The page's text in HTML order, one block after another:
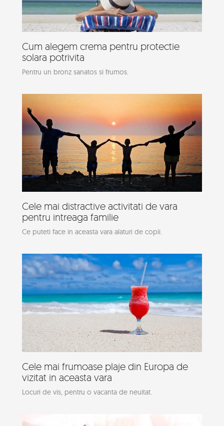
Cum alegem crema pentru protectie
solara potrivita
Pentru un bronz sanatos si frumos.
Cele mai distractive activitati de vara
pentru intreaga familie
Ce puteti face in aceasta vara alaturi de copii.
Cele mai frumoase plaje din Europa de
vizitat in aceasta vara
Locuri de vis, pentru o vacanta de neuitat.